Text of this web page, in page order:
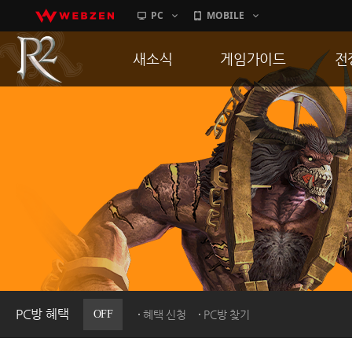
PC MOBILE
PC방 혜택 OFF 혜택 신청 PC방 찾기
새소식
이벤트
히스토리
PC방으로간다
게임가이드
게임 특징
서버가이드
신병훈련소
세부가이드
통합보급센터
전
통
공